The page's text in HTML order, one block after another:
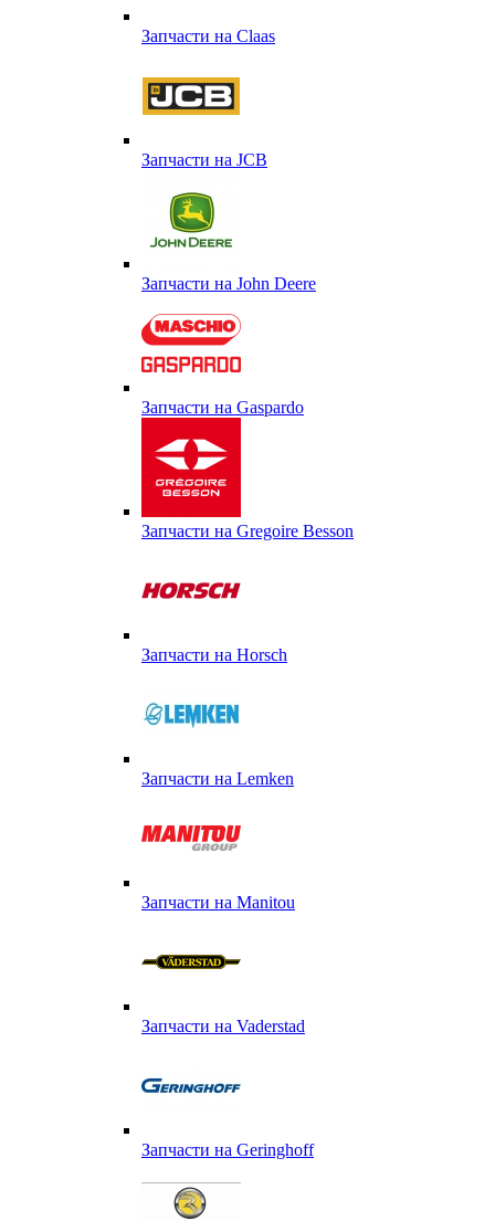
Запчасти на Сlaas
Запчасти на JCB
Запчасти на John Deere
Запчасти на Gaspardo
Запчасти на Gregoire Besson
Запчасти на Horsch
Запчасти на Lemken
Запчасти на Manitou
Запчасти на Vaderstad
Запчасти на Geringhoff